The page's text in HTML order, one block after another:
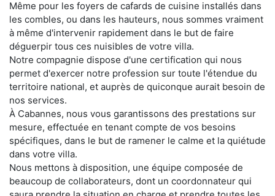
Même pour les foyers de cafards de cuisine installés dans
les combles, ou dans les hauteurs, nous sommes vraiment
à même d'intervenir rapidement dans le but de faire
déguerpir tous ces nuisibles de votre villa.
Notre compagnie dispose d'une certification qui nous
permet d'exercer notre profession sur toute l'étendue du
territoire national, et auprès de quiconque aurait besoin de
nos services.
À Cabannes, nous vous garantissons des prestations sur
mesure, effectuée en tenant compte de vos besoins
spécifiques, dans le but de ramener le calme et la quiétude
dans votre villa.
Nous mettons à disposition, une équipe composée de
beaucoup de collaborateurs, dont un coordonnateur qui